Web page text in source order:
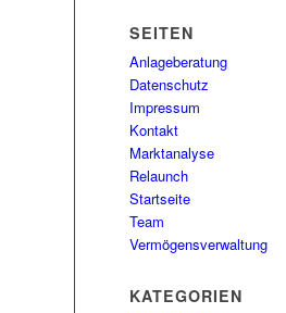
SEITEN
Anlageberatung
Datenschutz
Impressum
Kontakt
Marktanalyse
Relaunch
Startseite
Team
Vermögensverwaltung
KATEGORIEN